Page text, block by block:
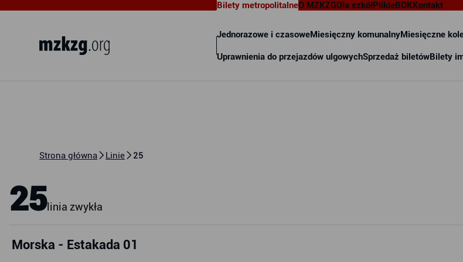
Bilety metropolitalne
Jednorazowe i czasoweMiesięczny komunalnyMiesięczne
Uprawnienia do przejazdów ulgowychSprzedaż biletówBilety
O MZKZGDla szkółPlikieBOKKontakt
Strona główna Linie 25
25linia zwykła
Morska - Estakada 01